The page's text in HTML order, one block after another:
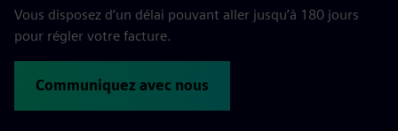
Vous disposez d’un délai pouvant aller jusqu’à 180 jours
pour régler votre facture.
Communiquez avec nous